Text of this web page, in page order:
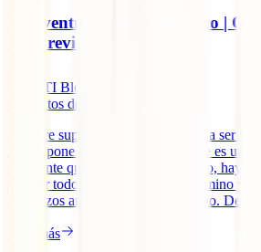
La aventura de Luly y Coco |
“Imprevistos”
IATI Blog
minutos de lectura
Siempre supimos que viajar no iba a ser
ruta te pone constantes trabas y que es uno
realmente queremos seguir viajando, hay
superar todos los problemas del camino y
los brazos ante el primer desperfecto. Desde
Leer más